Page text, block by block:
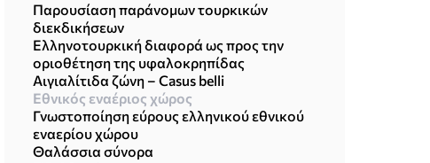
Παρουσίαση παράνομων τουρκικών
διεκδικήσεων
Ελληνοτουρκική διαφορά ως προς την
οριοθέτηση της υφαλοκρηπίδας
Αιγιαλίτιδα ζώνη – Casus belli
Εθνικός εναέριος χώρος
Γνωστοποίηση εύρους ελληνικού εθνικού
εναερίου χώρου
Θαλάσσια σύνορα